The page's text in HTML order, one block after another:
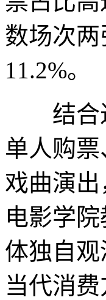
数场次
11.2%。
结合近
单人购
戏曲演
电影学
体独自
当代消